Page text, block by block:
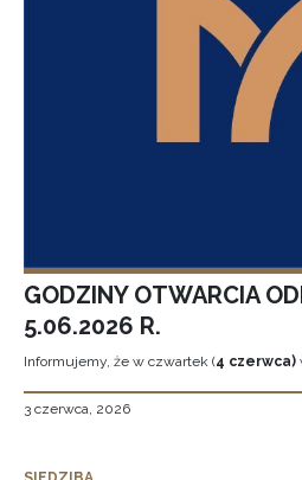
GODZINY OTWARCIA
5.06.2026 R.
Informujemy, że w czwartek (4 czerwca)
3 czerwca, 2026